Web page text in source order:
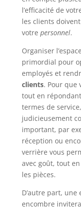
l’efficacité de
les clients
votre personnel.
Organiser
primordial pour
employés et
clients. Pour que
tout en
termes de
judicieusement
important, par
réception ou
verrière vous
avec goût, tout
les pièces.
D’autre part, une
encombre